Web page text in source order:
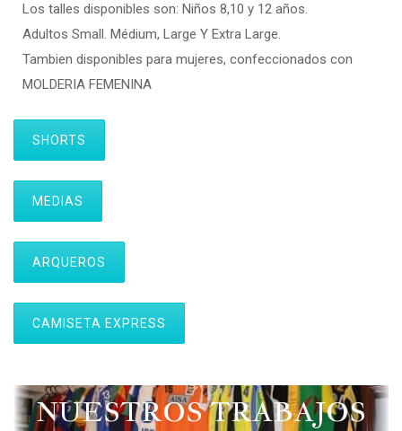
Los talles disponibles son: Niños 8,10 y 12 años.
Adultos Small. Médium, Large Y Extra Large.
Tambien disponibles para mujeres, confeccionados con
MOLDERIA FEMENINA
SHORTS
MEDIAS
ARQUEROS
CAMISETA EXPRESS
NUESTROS TRABAJOS